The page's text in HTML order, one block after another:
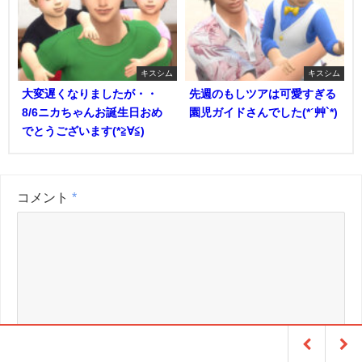
キスシム
大変遅くなりましたが・・
8/6ニカちゃんお誕生日おめ
でとうございます(*≧∀≦)
キスシム
先週のもしツアは可愛すぎる
園児ガイドさんでした(*ˊ艸`*)
コメント *